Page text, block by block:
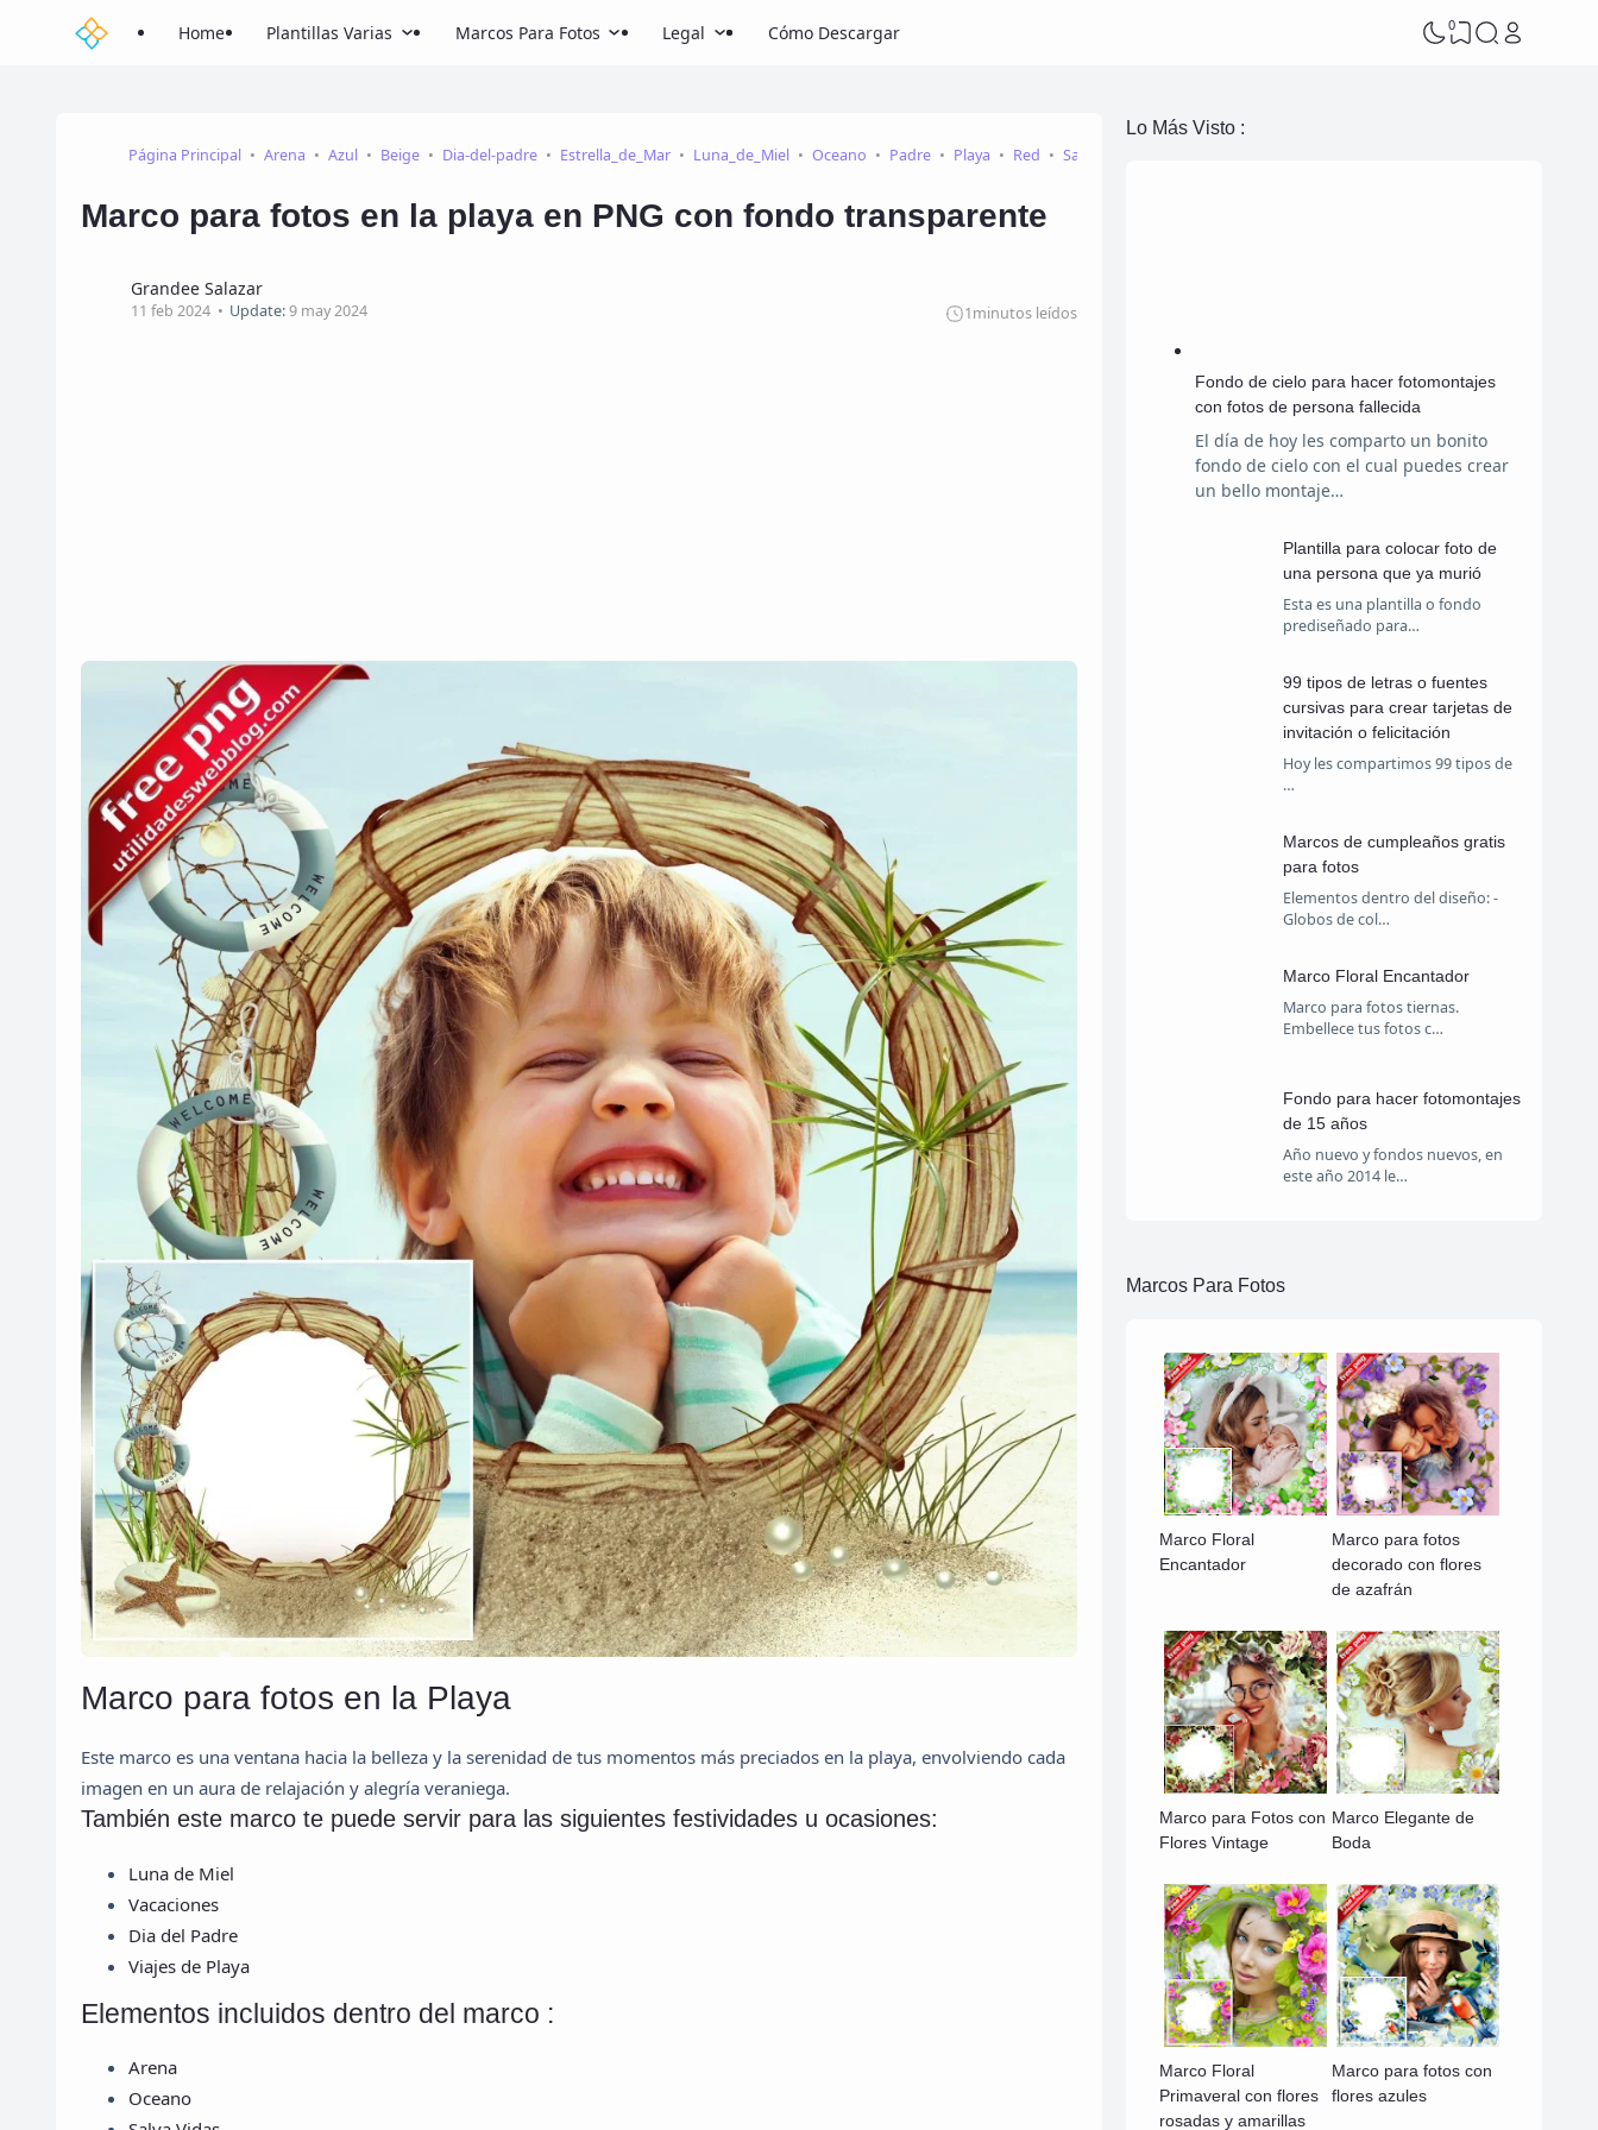
Home Plantillas Varias Marcos Para Fotos Legal Cómo Descargar 0
Página Principal Arena Azul Beige Dia-del-padre Estrella_de_Mar Luna_de_Miel Oceano Padre Playa Red Salva_vidas
Marco para fotos en la playa en PNG con fondo transparente
Grandee Salazar
11 feb 2024 Update:9 may 2024 1minutos leídos
Marco para fotos en la Playa
Este marco es una ventana hacia la belleza y la serenidad de tus momentos más preciados en la playa, envolviendo cada
imagen en un aura de relajación y alegría veraniega.
También este marco te puede servir para las siguientes festividades u ocasiones:
Luna de Miel
Vacaciones
Dia del Padre
Viajes de Playa
Elementos incluidos dentro del marco :
Arena
Oceano
Lo Más Visto :
Fondo de cielo para hacer fotomontajes
con fotos de persona fallecida
El día de hoy les comparto un bonito
fondo de cielo con el cual puedes crear
un bello montaje…
Plantilla para colocar foto de
una persona que ya murió
Esta es una plantilla o fondo
prediseñado para…
99 tipos de letras o fuentes
cursivas para crear tarjetas de
invitación o felicitación
Hoy les compartimos 99 tipos de
…
Marcos de cumpleaños gratis
para fotos
Elementos dentro del diseño: -
Globos de col…
Marco Floral Encantador
Marco para fotos tiernas.
Embellece tus fotos c…
Fondo para hacer fotomontajes
de 15 años
Año nuevo y fondos nuevos, en
este año 2014 le…
Marcos Para Fotos
Marco Floral
Encantador
Marco para fotos
decorado con flores
de azafrán
Marco para Fotos con
Flores Vintage
Marco Elegante de
Boda
Marco Floral
Primaveral con flores
rosadas y amarillas
Marco para fotos con
flores azules